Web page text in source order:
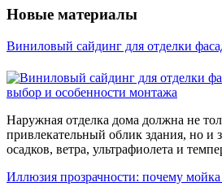
Новые материалы
Виниловый сайдинг для отделки
Наружная отделка дома должна не
привлекательный облик здания, но и
осадков, ветра, ультрафиолета и
Иллюзия прозрачности: почему